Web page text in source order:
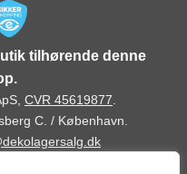
tilhørende denne
CVR 45619877.
C. / København.